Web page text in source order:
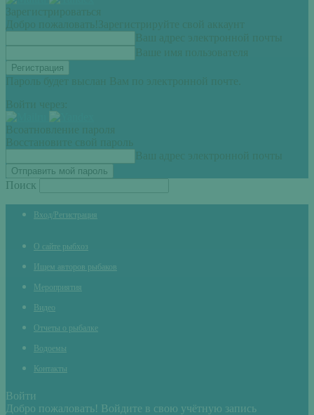
Зарегистрироваться
Добро пожаловать! Зарегистрируйте свой аккаунт
Ваш адрес электронной почты
Ваше имя пользователя
Пароль будет выслан Вам по электронной почте.
Войти через:
Всоатновление пароля
Восстановите свой пароль
Ваш адрес электронной почты
Поиск
Вход/Регистрация
О сайте рыбхоз
Ищем авторов рыбаков
Мероприятия
Видео
Отчеты о рыбалке
Водоемы
Контакты
Войти
Добро пожаловать! Войдите в свою учётную запись